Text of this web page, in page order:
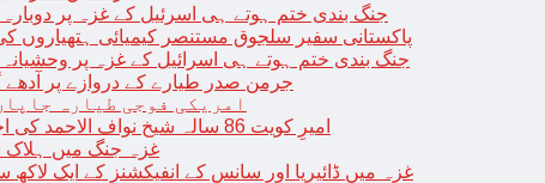
جنگ بندی ختم ہوتے ہی اسرئیل کے غزہ پر دوبارہ حملے،
پاکستانی سفیر سلجوق مستنصر کیمیائی ہتھیاروں
جنگ بندی ختم ہوتے ہی اسرائیل کے غزہ پر وحشیانہ حملے،
جرمن صدر طیارے کے دروازے پر آدھے
امریکی فوجی طیارہ
امیرِ کویت 86 سالہ شیخ نواف الاحمد کی اچانک طبیعت بگڑ گئی؛ اسپتال میں داخل
غزہ جنگ میں ہلاک
غزہ میں ڈائیریا اور سانس کے انفیکشنز کے ایک لاکھ